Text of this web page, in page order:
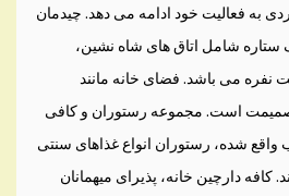
به فعالیت خود ادامه می دهد. چیدمان
ستاره شامل اتاق های شاه نشین،
می باشد. فضای خانه مانند
است. مجموعه رستوران و کافی
شده، رستوران انواع غذاهای سنتی
کافه دارچین خانه، پذیرای میهمانان